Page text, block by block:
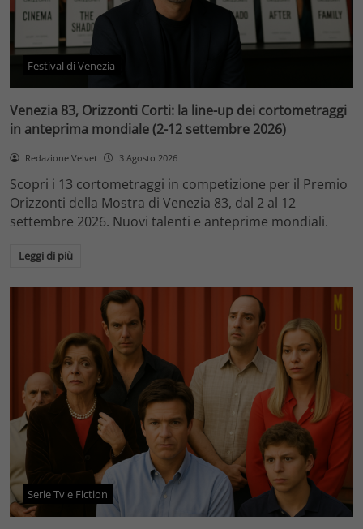
Festival di Venezia
Venezia 83, Orizzonti Corti: la line-up dei cortometraggi
in anteprima mondiale (2-12 settembre 2026)
Redazione Velvet 3 Agosto 2026
Scopri i 13 cortometraggi in competizione per il Premio
Orizzonti della Mostra di Venezia 83, dal 2 al 12
settembre 2026. Nuovi talenti e anteprime mondiali.
Leggi di più
Serie Tv e Fiction